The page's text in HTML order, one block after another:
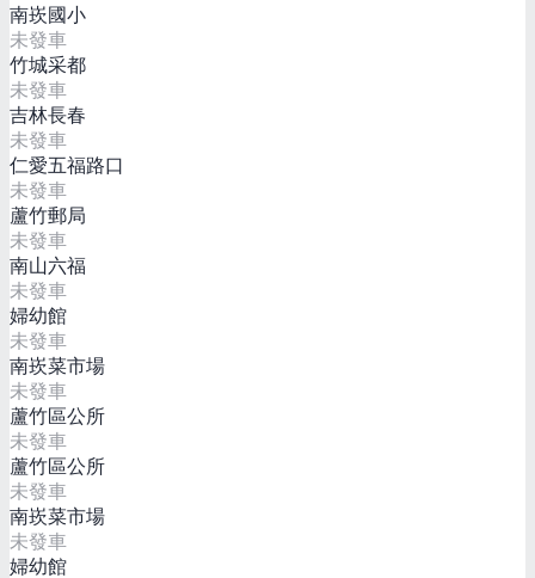
南崁國小
未發車
竹城采都
未發車
吉林長春
未發車
仁愛五福路口
未發車
蘆竹郵局
未發車
南山六福
未發車
婦幼館
未發車
南崁菜市場
未發車
蘆竹區公所
未發車
蘆竹區公所
未發車
南崁菜市場
未發車
婦幼館